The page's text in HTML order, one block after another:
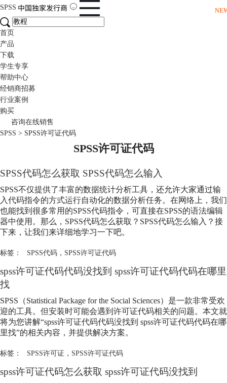
SPSS
首页
产品
下载
学生专享
帮助中心
经销商招募
行业案例
购买
咨询在线销售
SPSS > SPSS许可证代码
SPSS许可证代码
SPSS代码怎么获取 SPSS代码怎么输入
SPSS不仅提供了丰富的数据统计分析工具，还允许大家通过输
入代码指令的方式运行自动化的数据分析任务。在网络上，我们
也能找到很多常用的SPSS代码指令，可直接在SPSS的语法编辑
器中使用。那么，SPSS代码怎么获取？SPSS代码怎么输入？接
下来，让我们来详细地学习一下吧。
标签： SPSS代码， SPSS许可证代码
spss许可证代码代码没找到 spss许可证代码代码在哪里
找
SPSS（Statistical Package for the Social Sciences）是一款非常受欢
迎的工具。但安装时可能会遇到许可证代码相关的问题。本文就
将为您讲解“spss许可证代码代码没找到 spss许可证代码代码在哪
里找”的相关内容，并提供解决方案。
标签： SPSS许可证 ， SPSS许可证代码
spss许可证代码怎么获取 spss许可证代码没找到